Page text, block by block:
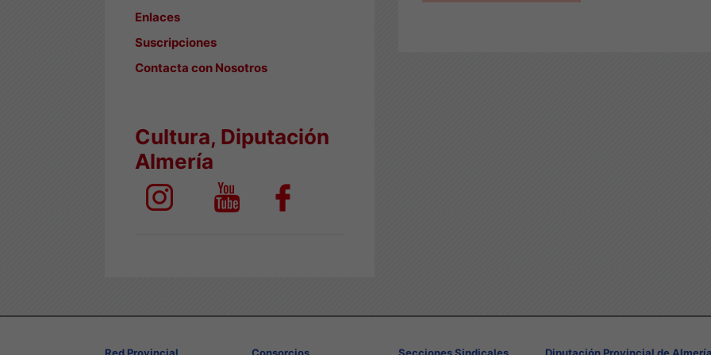
Enlaces
Suscripciones
Contacta con Nosotros
Cultura, Diputación
Almería